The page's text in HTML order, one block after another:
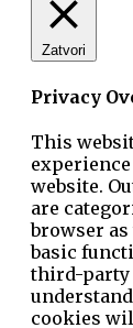
Zatvori
Privacy
This
website.
are
browser
basic
third-party
cookies